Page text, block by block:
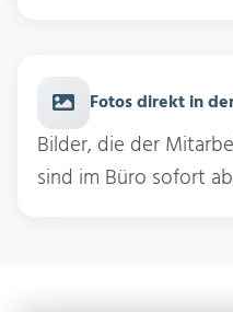
Fotos direkt in
Bilder, die der
sind im Büro sofort